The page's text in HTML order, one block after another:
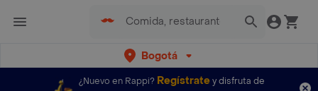
Bogotá
¿Nuevo en Rappi? Regístratey disfruta de